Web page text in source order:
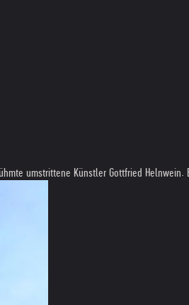
umstrittene Künstler Gottfried Helnwein.